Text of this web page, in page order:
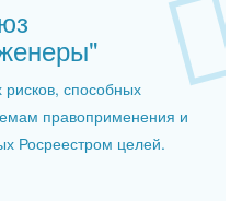
способных
правоприменения и
Росреестром целей.